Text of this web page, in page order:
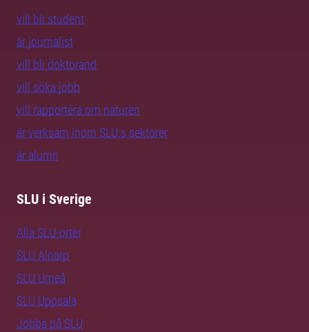
vill bli student
är journalist
vill bli doktorand
vill söka jobb
vill rapportera om naturen
är verksam inom SLU:s sektorer
är alumn
SLU i Sverige
Alla SLU-orter
SLU Alnarp
SLU Umeå
SLU Uppsala
Jobba på SLU